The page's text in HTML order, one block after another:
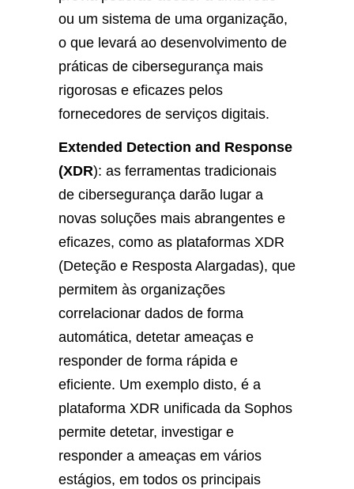
ou um sistema de uma organização,
o que levará ao desenvolvimento de
práticas de cibersegurança mais
rigorosas e eficazes pelos
fornecedores de serviços digitais.
Extended Detection and Response
(XDR): as ferramentas tradicionais
de cibersegurança darão lugar a
novas soluções mais abrangentes e
eficazes, como as plataformas XDR
(Deteção e Resposta Alargadas), que
permitem às organizações
correlacionar dados de forma
automática, detetar ameaças e
responder de forma rápida e
eficiente. Um exemplo disto, é a
plataforma XDR unificada da Sophos
permite detetar, investigar e
responder a ameaças em vários
estágios, em todos os principais